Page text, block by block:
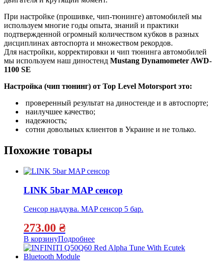
При настройке (прошивке, чип-тюнинге) автомобилей мы
используем многие годы опыта, знаний и практики
подтвержденной огромный количеством кубков в разных
дисциплинах автоспорта и множеством рекордов.
Для настройки, корректировки и чип тюнинга автомобилей
мы используем наш диностенд Mustang Dynamometer AWD-
1100 SE
Настройка (чип тюнинг) от Top Level Motorsport это:
проверенный результат на диностенде и в автоспорте;
наилучшее качество;
надежность;
сотни довольных клиентов в Украине и не только.
Похожие товары
LINK 5bar MAP сенсор
Сенсор наддува. MAP сенсор 5 бар.
273.00 ₴
В корзинуПодробнее